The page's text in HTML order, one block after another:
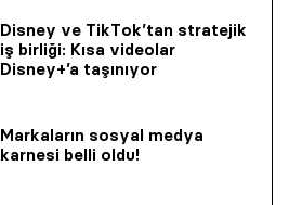
Disney ve TikTok’tan stratejik
iş birliği: Kısa videolar
Disney+’a taşınıyor
Markaların sosyal medya
karnesi belli oldu!